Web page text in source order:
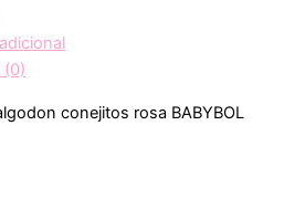
(0)
conejitos rosa BABYBOL